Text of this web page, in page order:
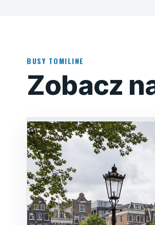
BUSY TOMILINE
Zobacz